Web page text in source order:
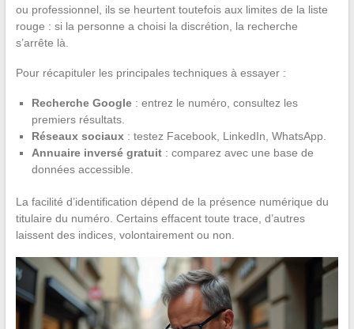
ou professionnel, ils se heurtent toutefois aux limites de la liste
rouge : si la personne a choisi la discrétion, la recherche
s’arrête là.
Pour récapituler les principales techniques à essayer :
Recherche Google: entrez le numéro, consultez les
premiers résultats.
Réseaux sociaux: testez Facebook, LinkedIn, WhatsApp.
Annuaire inversé gratuit: comparez avec une base de
données accessible.
La facilité d’identification dépend de la présence numérique du
titulaire du numéro. Certains effacent toute trace, d’autres
laissent des indices, volontairement ou non.